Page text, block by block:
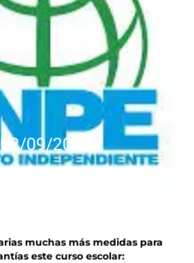
02/09/2020
muchas más medidas para
este curso escolar: